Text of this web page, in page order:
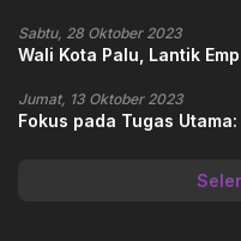
Sabtu, 28 Oktober 2023
Wali Kota Palu, Lantik
Jumat, 13 Oktober 2023
Fokus pada Tugas